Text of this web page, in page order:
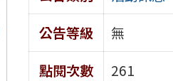
公告等級
無
點閱次數
261